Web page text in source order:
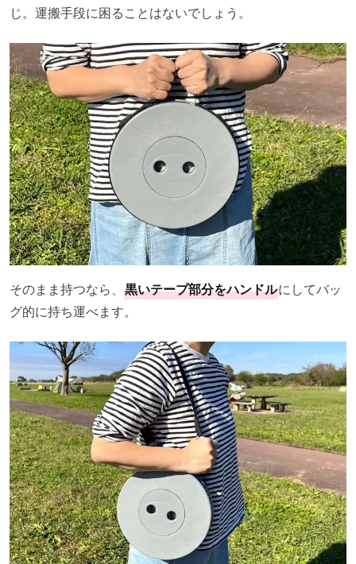
じ。運搬手段に困ることはないでしょう。
そのまま持つなら、 黒いテープ部分をハンドルにしてバッ
グ的に持ち運べます。